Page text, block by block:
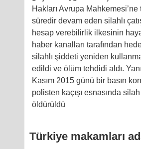
Hakları Avrupa
süredir devam eden silahlı
hesap verebilirlik ilkesinin
haber kanalları tarafından
silahlı şiddeti yeniden
edildi ve ölüm tehdidi aldı.
Kasım 2015 günü bir basın
polisten kaçışı esnasında
öldürüldü
Türkiye makamları